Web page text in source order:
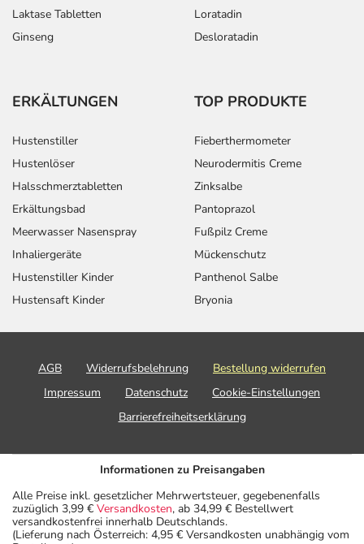
Laktase Tabletten
Ginseng
Loratadin
Desloratadin
ERKÄLTUNGEN
Hustenstiller
Hustenlöser
Halsschmerztabletten
Erkältungsbad
Meerwasser Nasenspray
Inhaliergeräte
Hustenstiller Kinder
Hustensaft Kinder
TOP PRODUKTE
Fieberthermometer
Neurodermitis Creme
Zinksalbe
Pantoprazol
Fußpilz Creme
Mückenschutz
Panthenol Salbe
Bryonia
AGB Widerrufsbelehrung
Bestellung widerrufen
Impressum
Datenschutz
Cookie-Einstellungen
Barrierefreiheitserklärung
Informationen zu Preisangaben
Alle Preise inkl. gesetzlicher Mehrwertsteuer, gegebenenfalls
zuzüglich 3,99 € Versandkosten, ab 34,99 € Bestellwert
versandkostenfrei innerhalb Deutschlands.
(Lieferung nach Österreich: 4,95 € Versandkosten unabhängig vom